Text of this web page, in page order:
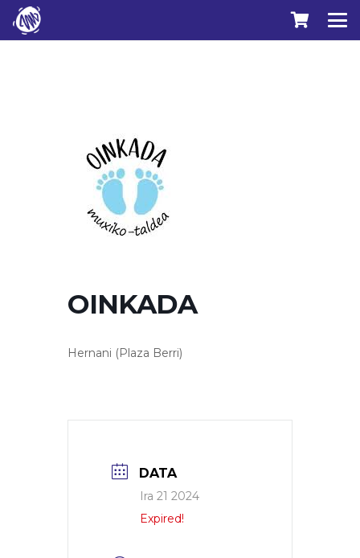
OINKADA
Hernani (Plaza Berri)
DATA
Ira 21 2024
Expired!